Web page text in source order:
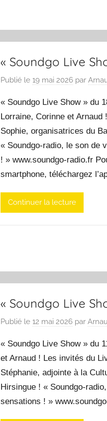
« Soundgo Live
Publié le 19 mai 2026par
« Soundgo Live Show » du
Lorraine, Corinne et
Sophie, organisatrices du
« Soundgo-radio, le son de
! » www.soundgo-radio.fr
smartphone, téléchargez
Continuer la lecture
« Soundgo Live
Publié le 12 mai 2026par
« Soundgo Live Show » du
et Arnaud ! Les invités du
Stéphanie, adjointe à la
Hirsingue ! « Soundgo-
sensations ! »